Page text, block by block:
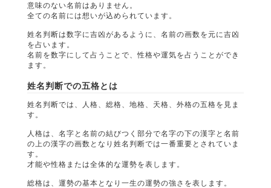
意味のない名前はありません。
全ての名前には想いが込められています。
姓名判断は数字に吉凶があるように、名前の画数を元に吉凶
を占います。
名前を数字にして占うことで、性格や運気を占うことができ
ます。
姓名判断での五格とは
姓名判断では、人格、総格、地格、天格、外格の五格を見ま
す。
人格は、名字と名前の結びつく部分で名字の下の漢字と名前
の上の漢字の画数となり姓名判断では一番重要とされていま
す。
才能や性格または全体的な運勢を表します。
総格は、運勢の基本となり一生の運勢の強さを表します。